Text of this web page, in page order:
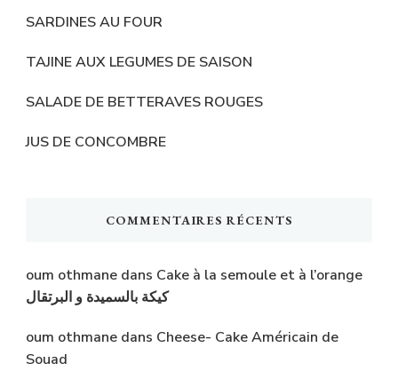
SARDINES AU FOUR
TAJINE AUX LEGUMES DE SAISON
SALADE DE BETTERAVES ROUGES
JUS DE CONCOMBRE
COMMENTAIRES RÉCENTS
oum othmane dans Cake à la semoule et à l’orange
كيكة بالسميدة و البرتقال
oum othmane dans Cheese- Cake Américain de
Souad